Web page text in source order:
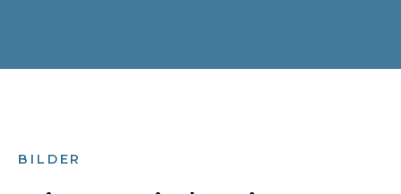
BILDER